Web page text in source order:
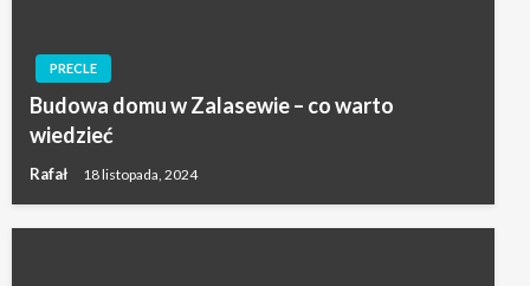
PRECLE
Budowa domu w Zalasewie – co warto
wiedzieć
Rafał 18 listopada, 2024